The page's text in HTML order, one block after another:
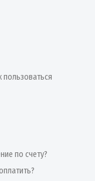
пользоваться
по счету?